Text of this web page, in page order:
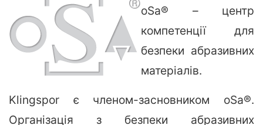
oSa® – центр
компетенції для
безпеки абразивних
матеріалів.
Klingspor є членом-засновником oSa®.
Організація з безпеки абразивних